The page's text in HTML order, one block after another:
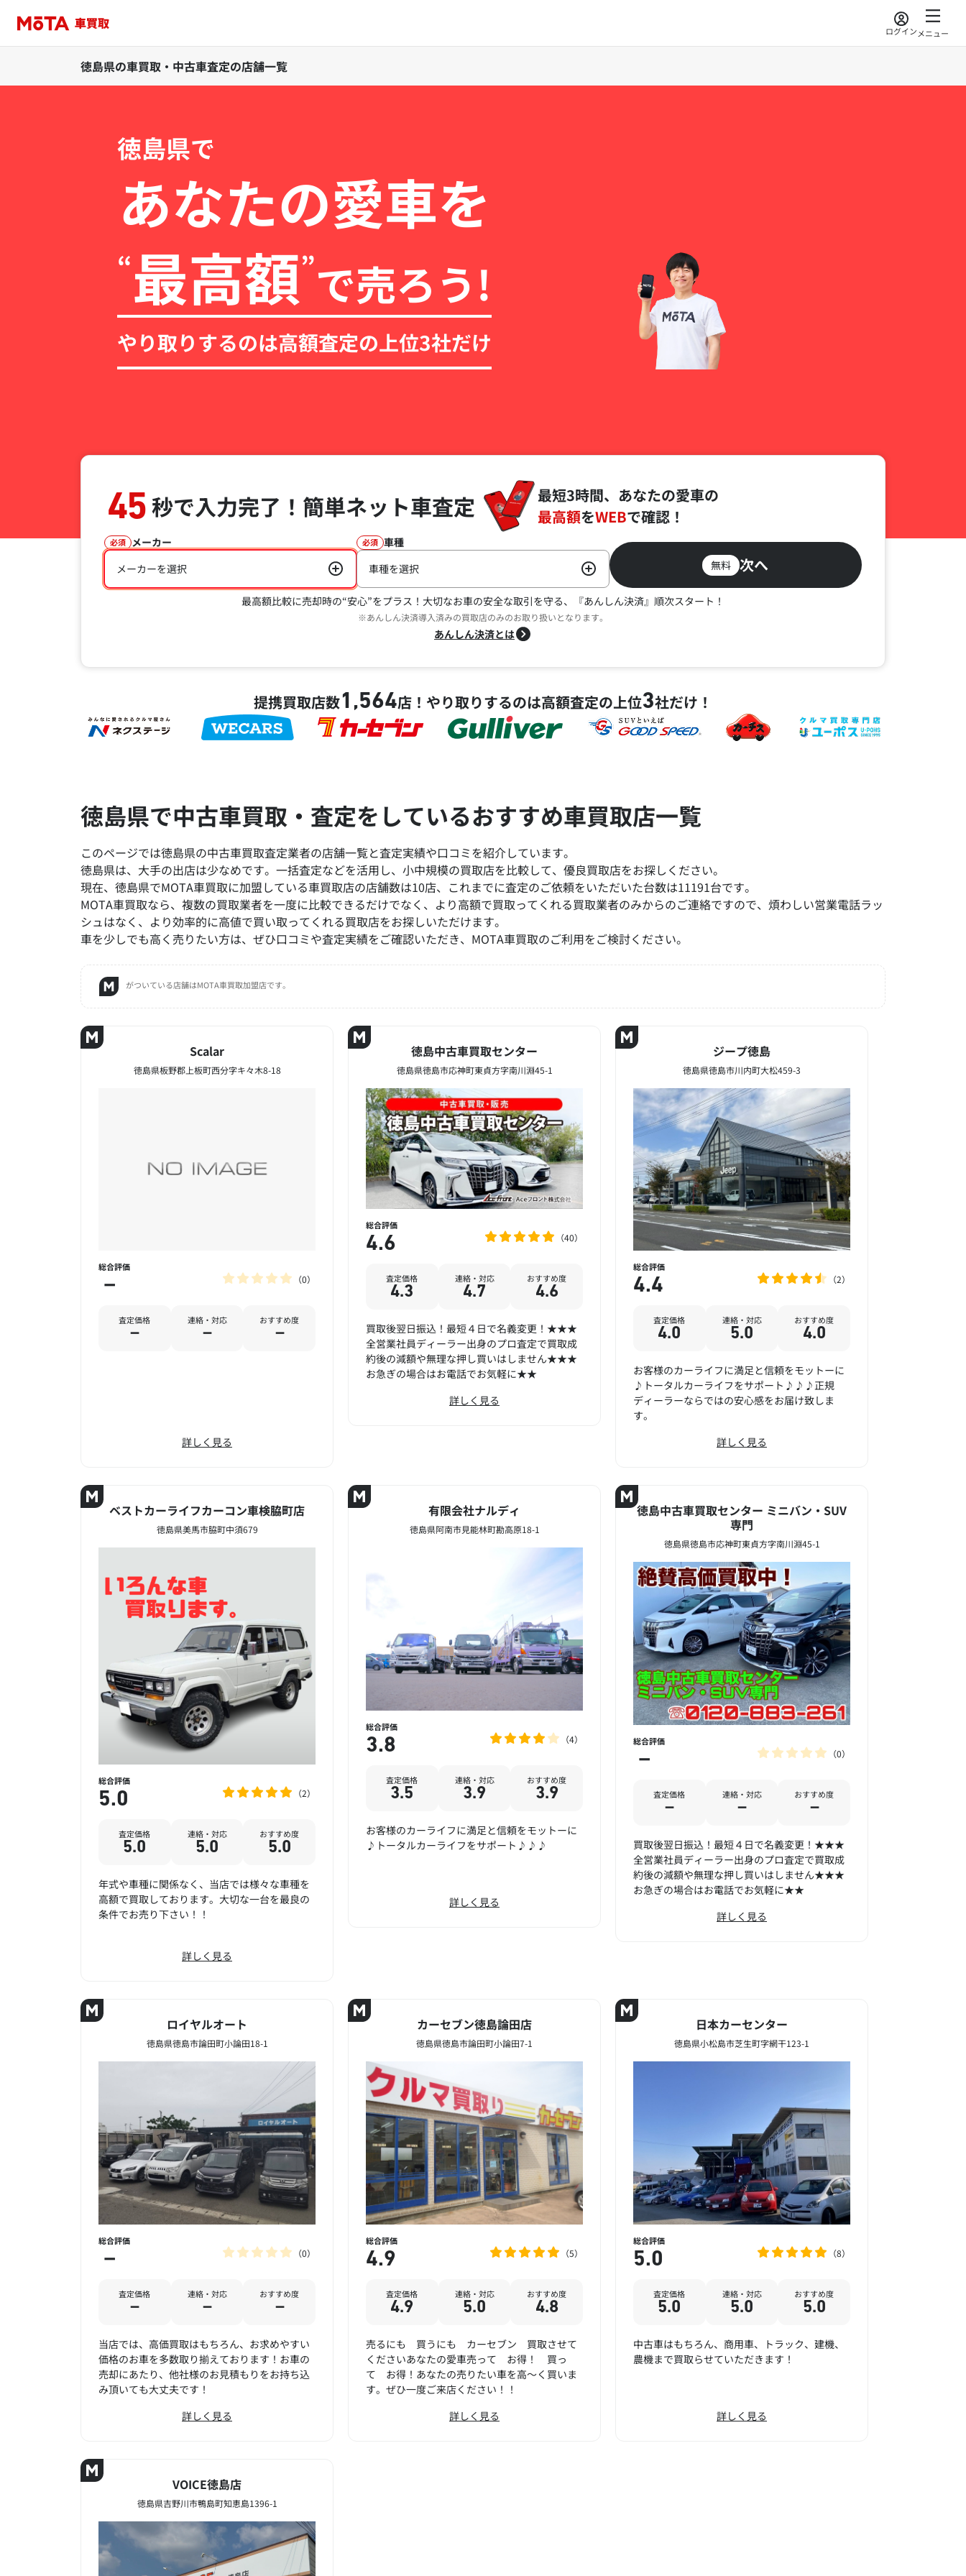
ログインメニュー
徳島県の車買取・中古車査定の店舗一覧
徳島県で
あなたの愛車を
“最高額”で売ろう!
やり取りするのは高額査定の上位3社だけ
45秒で入力完了！ 簡単ネット車査定
最短3時間、あなたの愛車の
最高額をWEBで確認！
必須 メーカー
メーカーを選択
必須 車種
車種を選択
無料 次へ
最高額比較に売却時の“安心”をプラス！ 大切なお車の安全な取引を守る、『あんしん決済』順次スタート！
※あんしん決済導入済みの買取店のみのお取り扱いとなります。
あんしん決済とは
提携買取店数1,564店！ やり取りするのは高額査定の上位3社だけ！
徳島県で中古車買取・査定をしているおすすめ車買取店一覧
このページでは徳島県の中古車買取査定業者の店舗一覧と査定実績や口コミを紹介しています。
徳島県は、大手の出店は少なめです。一括査定などを活用し、小中規模の買取店を比較して、優良買取店をお探しください。
現在、徳島県でMOTA車買取に加盟している車買取店の店舗数は10店、これまでに査定のご依頼をいただいた台数は11191台です。
MOTA車買取なら、複数の買取業者を一度に比較できるだけでなく、より高額で買取ってくれる買取業者のみからのご連絡ですので、煩わしい営業電話ラッ
シュはなく、より効率的に高値で買い取ってくれる買取店をお探しいただけます。
車を少しでも高く売りたい方は、ぜひ口コミや査定実績をご確認いただき、MOTA車買取のご利用をご検討ください。
がついている店舗はMOTA車買取加盟店です。
Scalar
徳島県板野郡上板町西分字キ々木8-18
総合評価
－ 0
査定価格
－
連絡・対応
－
おすすめ度
－
詳しく見る
徳島中古車買取センター
徳島県徳島市応神町東貞方字南川淵45-1
総合評価
4.6 40
査定価格
4.3
連絡・対応
4.7
おすすめ度
4.6
買取後翌日振込！最短４日で名義変更！★★★
全営業社員ディーラー出身のプロ査定で買取成
約後の減額や無理な押し買いはしません★★★
お急ぎの場合はお電話でお気軽に★★
詳しく見る
ジープ徳島
徳島県徳島市川内町大松459-3
総合評価
4.4 2
査定価格
4.0
連絡・対応
5.0
おすすめ度
4.0
お客様のカーライフに満足と信頼をモットーに
♪トータルカーライフをサポート♪♪♪正規
ディーラーならではの安心感をお届け致しま
す。
詳しく見る
ベストカーライフカーコン車検脇町店
徳島県美馬市脇町中須679
総合評価
5.0 2
査定価格
5.0
連絡・対応
5.0
おすすめ度
5.0
年式や車種に関係なく、当店では様々な車種を
高額で買取しております。大切な一台を最良の
条件でお売り下さい！！
詳しく見る
有限会社ナルディ
徳島県阿南市見能林町勘高原18-1
総合評価
3.8 4
査定価格
3.5
連絡・対応
3.9
おすすめ度
3.9
お客様のカーライフに満足と信頼をモットーに
♪トータルカーライフをサポート♪♪♪
詳しく見る
徳島中古車買取センター ミニバン・SUV
専門
徳島県徳島市応神町東貞方字南川淵45-1
総合評価
－ 0
査定価格
－
連絡・対応
－
おすすめ度
－
買取後翌日振込！最短４日で名義変更！★★★
全営業社員ディーラー出身のプロ査定で買取成
約後の減額や無理な押し買いはしません★★★
お急ぎの場合はお電話でお気軽に★★
詳しく見る
ロイヤルオート
徳島県徳島市論田町小論田18-1
総合評価
－ 0
査定価格
－
連絡・対応
－
おすすめ度
－
当店では、高価買取はもちろん、お求めやすい
価格のお車を多数取り揃えております！お車の
売却にあたり、他社様のお見積もりをお持ち込
み頂いても大丈夫です！
詳しく見る
カーセブン徳島論田店
徳島県徳島市論田町小論田7-1
総合評価
4.9 5
査定価格
4.9
連絡・対応
5.0
おすすめ度
4.8
売るにも 買うにも カーセブン 買取させて
くださいあなたの愛車売って お得！ 買っ
て お得！あなたの売りたい車を高～く買いま
す。ぜひ一度ご来店ください！！
詳しく見る
日本カーセンター
徳島県小松島市芝生町字網干123-1
総合評価
5.0 8
査定価格
5.0
連絡・対応
5.0
おすすめ度
5.0
中古車はもちろん、商用車、トラック、建機、
農機まで買取らせていただきます！
詳しく見る
VOICE徳島店
徳島県吉野川市鴨島町知恵島1396-1